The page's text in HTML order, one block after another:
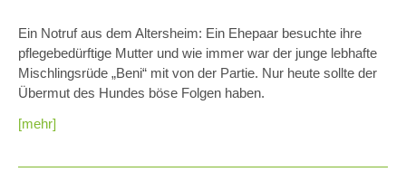
Ein Notruf aus dem Altersheim: Ein Ehepaar besuchte ihre
pflegebedürftige Mutter und wie immer war der junge lebhafte
Mischlingsrüde „Beni“ mit von der Partie. Nur heute sollte der
Übermut des Hundes böse Folgen haben.
[mehr]